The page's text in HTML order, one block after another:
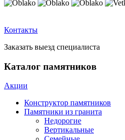
Контакты
Заказать выезд специалиста
Каталог памятников
Акции
Конструктор памятников
Памятники из гранита
Недорогие
Вертикальные